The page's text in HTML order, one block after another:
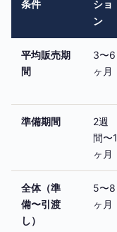
条件
ショ
ン
平均販売期
間
3〜6
ヶ月
準備期間
2週
間〜1
ヶ月
全体（準
備〜引渡
し）
5〜8
ヶ月